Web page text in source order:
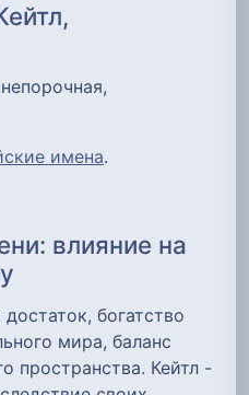
имена.
влияние на
богатство
мира, баланс
пространства. Кейтл -